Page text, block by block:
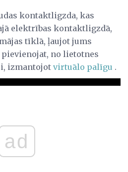
kontaktligzda, kas
elektrības kontaktligzdā,
tīklā, ļaujot jums
no lietotnes
izmantojot virtuālo palīgu .
ad